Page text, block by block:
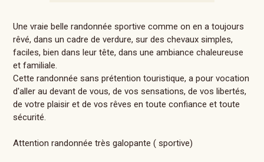
Une vraie belle randonnée sportive comme on en a toujours
rêvé, dans un cadre de verdure, sur des chevaux simples,
faciles, bien dans leur tête, dans une ambiance chaleureuse
et familiale.
Cette randonnée sans prétention touristique, a pour vocation
d'aller au devant de vous, de vos sensations, de vos libertés,
de votre plaisir et de vos rêves en toute confiance et toute
sécurité.
Attention randonnée très galopante ( sportive)